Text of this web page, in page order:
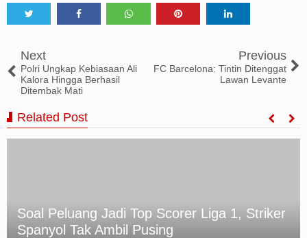
Next
Polri Ungkap Kebiasaan Ali
Kalora Hingga Berhasil
Ditembak Mati
Previous
FC Barcelona: Tintin Ditenggat
Lawan Levante
Related Post
Soal Peluang Jadi Top Scorer Liga 1, Striker
Spanyol Tak Ambil Pusing